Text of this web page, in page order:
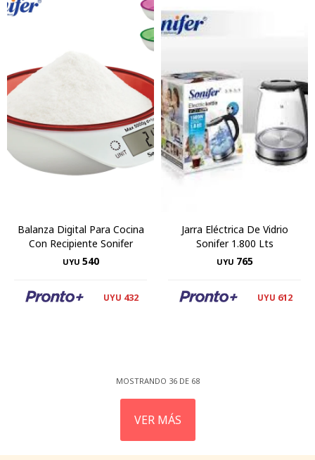
Balanza Digital Para Cocina
Con Recipiente Sonifer
UYU 540
UYU 432
Jarra Eléctrica De Vidrio
Sonifer 1.800 Lts
UYU 765
UYU 612
MOSTRANDO 36DE 68
VER MÁS